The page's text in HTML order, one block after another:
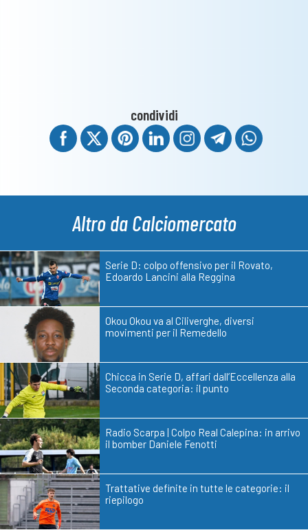
condividi
Altro da Calciomercato
Serie D: colpo offensivo per il Rovato,
Edoardo Lancini alla Reggina
Okou Okou va al Ciliverghe, diversi
movimenti per il Remedello
Chicca in Serie D, affari dall’Eccellenza alla
Seconda categoria: il punto
Radio Scarpa | Colpo Real Calepina: in arrivo
il bomber Daniele Fenotti
Trattative definite in tutte le categorie: il
riepilogo